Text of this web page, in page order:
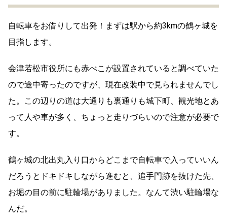
自転車をお借りして出発！まずは駅から約3kmの鶴ヶ城を
目指します。
会津若松市役所にも赤べこが設置されていると調べていた
ので途中寄ったのですが、現在改装中で見られませんでし
た。この辺りの道は大通りも裏通りも城下町、観光地とあ
って人や車が多く、ちょっと走りづらいので注意が必要で
す。
鶴ヶ城の北出丸入り口からどこまで自転車で入っていいん
だろうとドキドキしながら進むと、追手門跡を抜けた先、
お堀の目の前に駐輪場がありました。なんて渋い駐輪場な
んだ。